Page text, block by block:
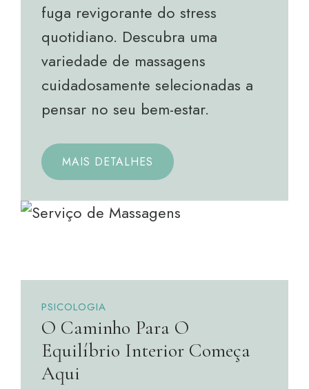
fuga revigorante do stress
quotidiano. Descubra uma
variedade de massagens
cuidadosamente selecionadas a
pensar no seu bem-estar.
MAIS DETALHES
PSICOLOGIA
O Caminho Para O
Equilíbrio Interior Começa
Aqui